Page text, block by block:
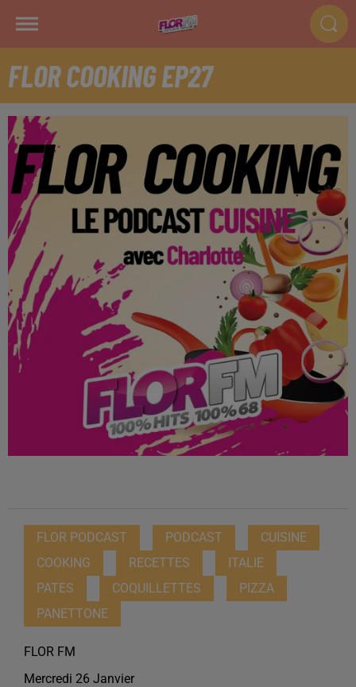
FLOR COOKING EP27
FLOR PODCAST PODCAST
CUISINE
COOKING
RECETTES
ITALIE
PATES
COQUILLETTES
PIZZA
PANETTONE
FLOR FM
Mercredi 26 Janvier